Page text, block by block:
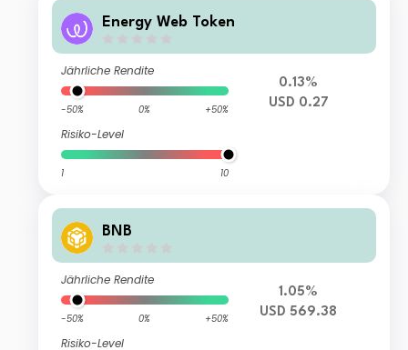
Energy Web Token
Jährliche Rendite
-50% 0% +50%
Risiko-Level
1 10
0.13%
USD 0.27
BNB
Jährliche Rendite
-50% 0% +50%
Risiko-Level
1.05%
USD 569.38